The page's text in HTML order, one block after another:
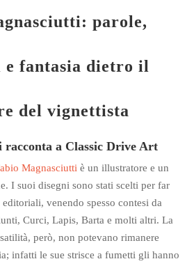
parole,
e fantasia dietro il
del vignettista
racconta a Classic Drive Art
Magnasciutti è un illustratore e un
I suoi disegni sono stati scelti per far
venendo spesso contesi da
Curci, Lapis, Barta e molti altri. La
però, non potevano rimanere
infatti le sue strisce a fumetti gli hanno